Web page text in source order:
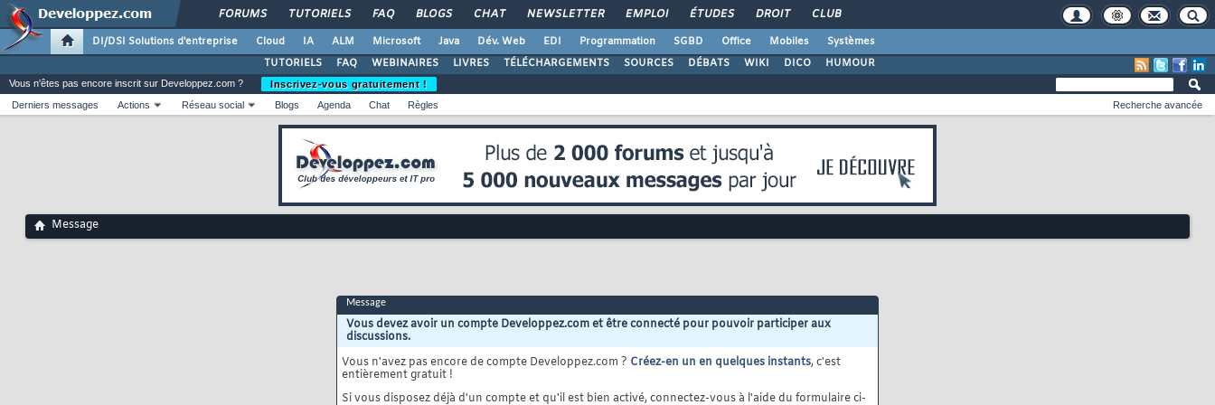
FORUMS TUTORIELS FAQ BLOGS CHAT NEWSLETTER EMPLOI ÉTUDES DROIT CLUB
DI/DSI Solutions d'entreprise Cloud IA ALM Microsoft Java Dév. Web EDI Programmation SGBD Office Mobiles
Systèmes
TUTORIELS
FAQ WEBINAIRES LIVRES TÉLÉCHARGEMENTS SOURCES DÉBATS WIKI DICO HUMOUR
Vous n'êtes pas encore inscrit sur Developpez.com ?
Inscrivez-vous gratuitement !
Derniers messages
Actions Réseau social Blogs Agenda Chat Règles Recherche avancée
Message
Message
Vous devez avoir un compte Developpez.com et être connecté pour pouvoir participer aux
discussions.
Vous n'avez pas encore de compte Developpez.com ? Créez-en un en quelques instants, c'est
entièrement gratuit !
Si vous disposez déjà d'un compte et qu'il est bien activé, connectez-vous à l'aide du formulaire ci-